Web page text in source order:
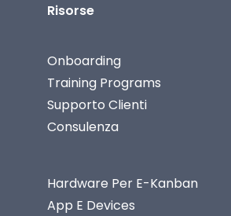
Risorse
Onboarding
Training Programs
Supporto Clienti
Consulenza
Hardware Per E-Kanban
App E Devices